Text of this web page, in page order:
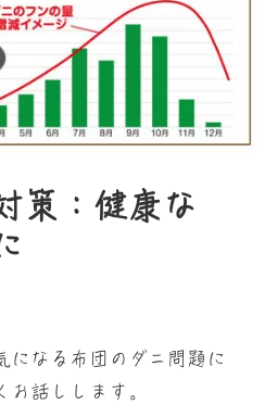
策：健康な
になる布団のダニ問題に
お話しします。